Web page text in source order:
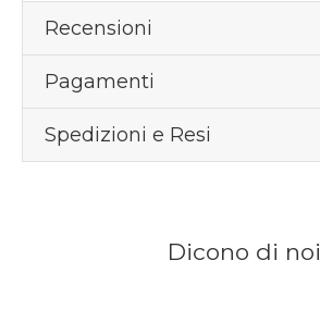
Recensioni
Pagamenti
Spedizioni e Resi
Dicono di noi